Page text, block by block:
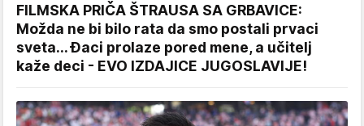
FILMSKA PRIČA ŠTRAUSA SA GRBAVICE:
Možda ne bi bilo rata da smo postali prvaci
sveta... Đaci prolaze pored mene, a učitelj
kaže deci - EVO IZDAJICE JUGOSLAVIJE!